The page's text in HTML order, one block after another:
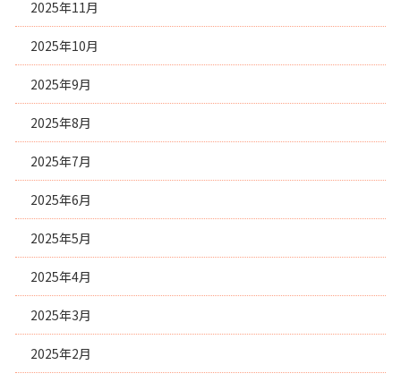
2025年11月
2025年10月
2025年9月
2025年8月
2025年7月
2025年6月
2025年5月
2025年4月
2025年3月
2025年2月